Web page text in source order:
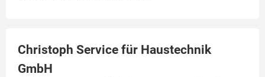
Christoph Service für Haustechnik
GmbH